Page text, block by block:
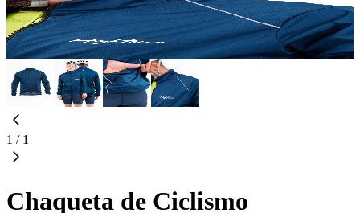
1 / 1
Chaqueta de Ciclismo